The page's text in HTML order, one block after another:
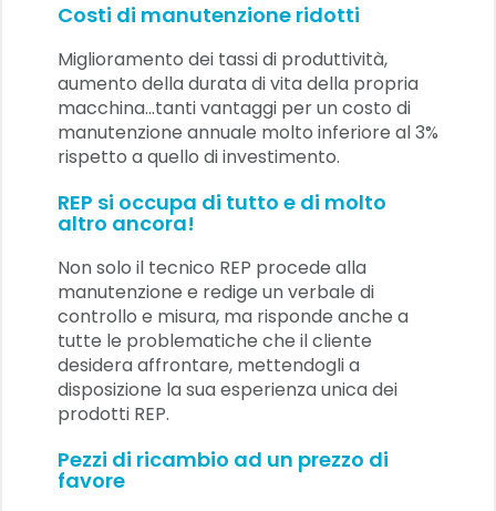
Costi di manutenzione ridotti
Miglioramento dei tassi di produttività,
aumento della durata di vita della propria
macchina...tanti vantaggi per un costo di
manutenzione annuale molto inferiore al 3%
rispetto a quello di investimento.
REP si occupa di tutto e di molto
altro ancora!
Non solo il tecnico REP procede alla
manutenzione e redige un verbale di
controllo e misura, ma risponde anche a
tutte le problematiche che il cliente
desidera affrontare, mettendogli a
disposizione la sua esperienza unica dei
prodotti REP.
Pezzi di ricambio ad un prezzo di
favore